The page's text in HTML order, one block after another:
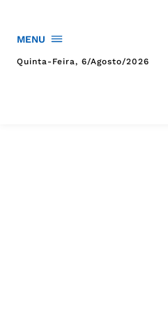
MENU
Quinta-Feira, 6/agosto/2026